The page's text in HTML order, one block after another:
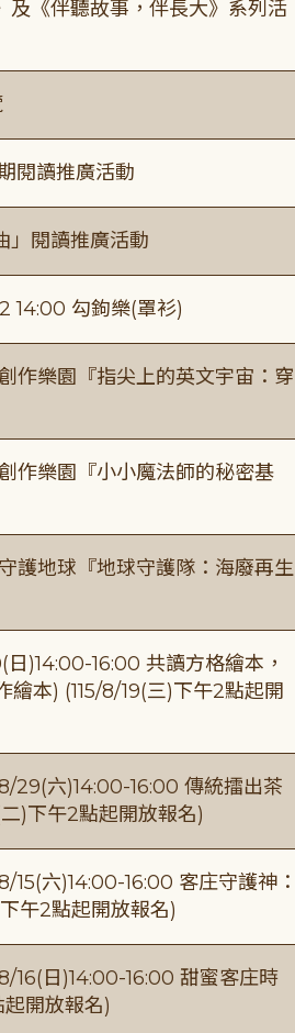
及《伴聽故事，伴長大》系列活
閱讀推廣活動
」閱讀推廣活動
14:00 勾鉤樂(罩衫)
作樂園『指尖上的英文宇宙：穿
作樂園『小小魔法師的秘密基
護地球『地球守護隊：海廢再生
)14:00-16:00 共讀方格繪本，
本) (115/8/19(三)下午2點起開
29(六)14:00-16:00 傳統擂出茶
)下午2點起開放報名)
15(六)14:00-16:00 客庄守護神：
午2點起開放報名)
16(日)14:00-16:00 甜蜜客庄時
開放報名)